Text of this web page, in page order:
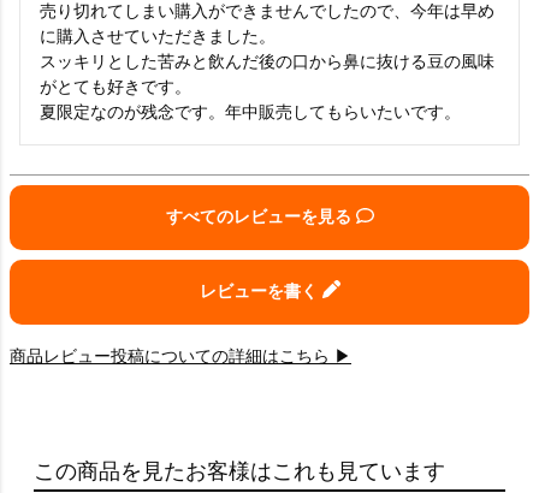
売り切れてしまい購入ができませんでしたので、今年は早め
に購入させていただきました。
スッキリとした苦みと飲んだ後の口から鼻に抜ける豆の風味
がとても好きです。
夏限定なのが残念です。年中販売してもらいたいです。
すべてのレビューを見る
レビューを書く
商品レビュー投稿についての詳細はこちら ▶
この商品を見たお客様はこれも見ています